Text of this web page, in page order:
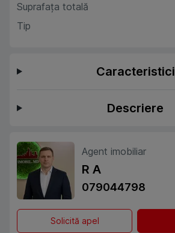
Suprafața totală
Tip
Caracteristici
Descriere
Agent imobiliar
R A
079044798
Solicită apel